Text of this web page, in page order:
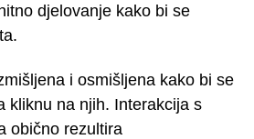
djelovanje kako bi se
i osmišljena kako bi se
kliknu na njih. Interakcija s
obično rezultira